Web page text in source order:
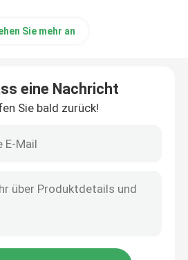
Sie mehr an
eine Nachricht
Sie bald zurück!